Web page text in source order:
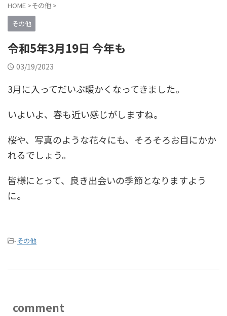
HOME >その他 >
その他
令和5年3月19日 今年も
03/19/2023
3月に入ってだいぶ暖かくなってきました。
いよいよ、春も近い感じがしますね。
桜や、写真のような花々にも、そろそろお目にかか
れるでしょう。
皆様にとって、良き出会いの季節となりますよう
に。
-その他
comment